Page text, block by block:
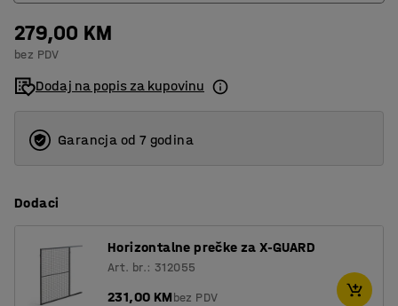
250
400
500
600
800
1000
279,00 KM
bez PDV
Dodaj na popis za kupovinu
Garancja od 7 godina
Dodaci
Horizontalne prečke za X-GUARD
Art. br.: 312055
231,00 KMbez PDV